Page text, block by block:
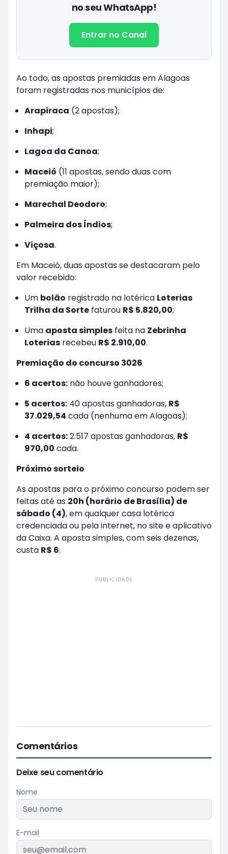
no seu WhatsApp!
Entrar no Canal
Ao todo, as apostas premiadas em Alagoas
foram registradas nos municípios de:
Arapiraca (2 apostas);
Inhapi;
Lagoa da Canoa;
Maceió (11 apostas, sendo duas com
premiação maior);
Marechal Deodoro;
Palmeira dos Índios;
Viçosa.
Em Maceió, duas apostas se destacaram pelo
valor recebido:
Um bolão registrado na lotérica Loterias
Trilha da Sorte faturou R$ 5.820,00;
Uma aposta simples feita na Zebrinha
Loterias recebeu R$ 2.910,00.
Premiação do concurso 3026
6 acertos: não houve ganhadores;
5 acertos: 40 apostas ganhadoras, R$
37.029,54 cada (nenhuma em Alagoas);
4 acertos:2.517 apostas ganhadoras, R$
970,00 cada.
Próximo sorteio
As apostas para o próximo concurso podem ser
feitas até as 20h (horário de Brasília) de
sábado (4), em qualquer casa lotérica
credenciada ou pela internet, no site e aplicativo
da Caixa. A aposta simples, com seis dezenas,
custa R$ 6.
PUBLICIDADE
Comentários
Deixe seu comentário
Nome
E-mail